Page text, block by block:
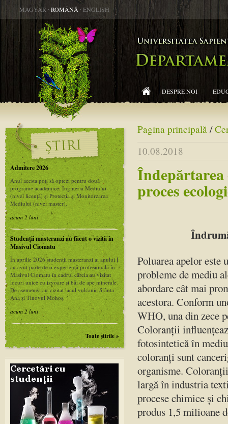
DESPRE NOI
MAGYAR ∙ROMÂNĂ ∙ENGLISH
Pagina principală /
10.08.2018
proces
Poluarea apelor este
probleme de mediu
abordare cât mai
acestora. Conform
WHO, una din zece
Coloranții
fotosintetică în
coloranți sunt
organisme.
largă în industria
procese chimice și
produs 1,5 milioane
Admitere 2026
Anul acesta poți să optezi pentru două
programe academice: Ingineria Mediului
(nivel licență) și Protecția și Monitorzarea
Mediului (nivel master).
acum 2 luni
Studenții masteranzi au făcut o vizită în
Masivul Ciomatu
În aprilie 2026 studenții masteranzi ai anului I
au avut parte de o experiență profesională în
Masivul Ciomatu în cadrul căreia au vizitat
locuri unice cu izvoare și băi de ape minerale.
De asemenea au vizitat lacul vulcanic Sfânta
Ana și Tinovul Mohoș.
acum 2 luni
Toate ştirile »